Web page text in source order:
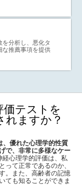
分析し、悪化タ
な推薦事項を提供
価テストを
れますか？
、優れた心理学的性質
で、非常に多様なケー
経心理学的評価は、私
って正常であるのか、
。また、高齢者の記憶
ても知ることができま